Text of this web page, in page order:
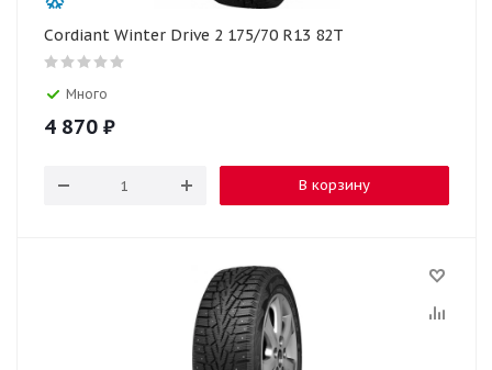
Cordiant Winter Drive 2 175/70 R13 82T
Много
4 870 ₽
В корзину